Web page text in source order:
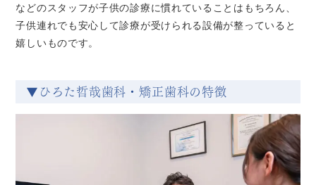
などのスタッフが子供の診療に慣れていることはもちろん、
子供連れでも安心して診療が受けられる設備が整っていると
嬉しいものです。
▼ひろた哲哉歯科・矯正歯科の特徴